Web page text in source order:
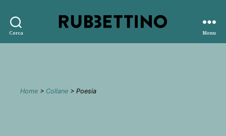
Cerca
editore
Menu
Home > Collane > Poesia